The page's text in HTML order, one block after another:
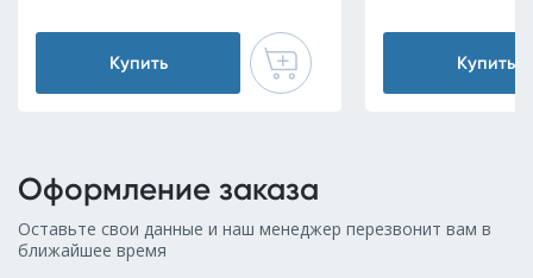
Купить Купить
Оформление заказа
Оставьте свои данные и наш менеджер перезвонит вам в
ближайшее время